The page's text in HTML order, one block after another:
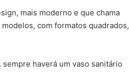
mais moderno e que chama
com formatos quadrados,
, sempre haverá um vaso sanitário